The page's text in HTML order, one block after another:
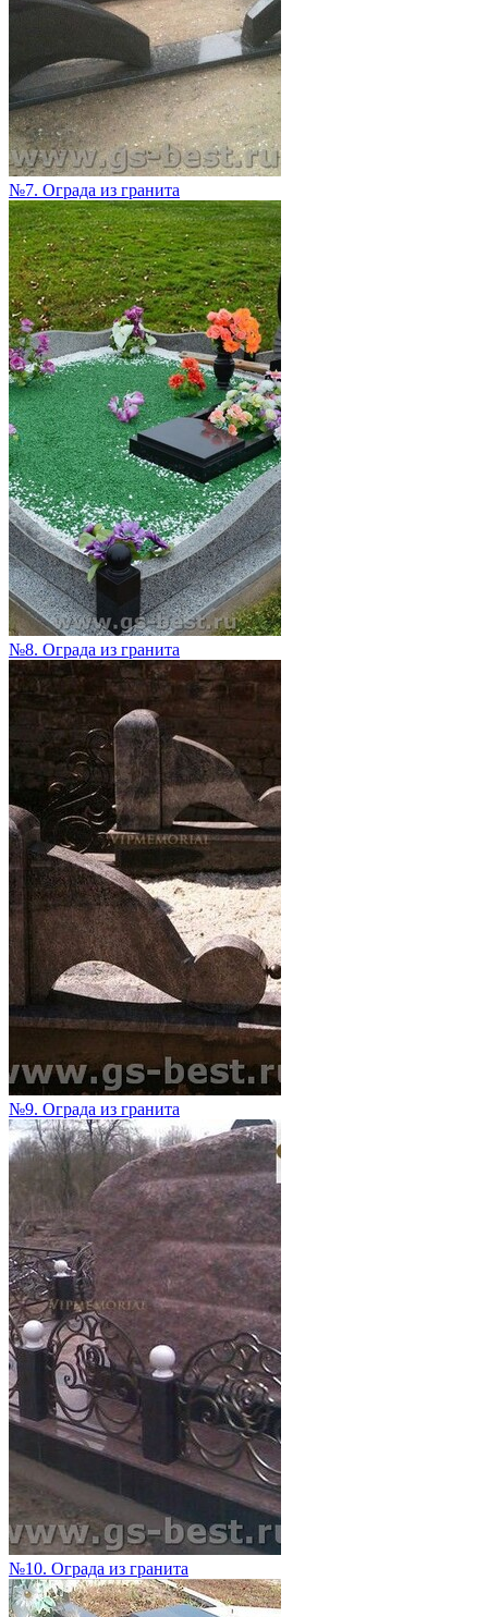
№7. Ограда из гранита
№8. Ограда из гранита
№9. Ограда из гранита
№10. Ограда из гранита